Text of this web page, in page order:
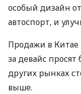
особый дизайн
автоспорт, и
Продажи в Китае
за девайс просят
других рынках
выше.